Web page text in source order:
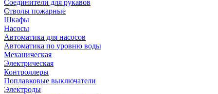
Соединители для рукавов
Стволы пожарные
Шкафы
Насосы
Автоматика для насосов
Автоматика по уровню воды
Механическая
Электрическая
Контроллеры
Поплавковые выключатели
Электроды